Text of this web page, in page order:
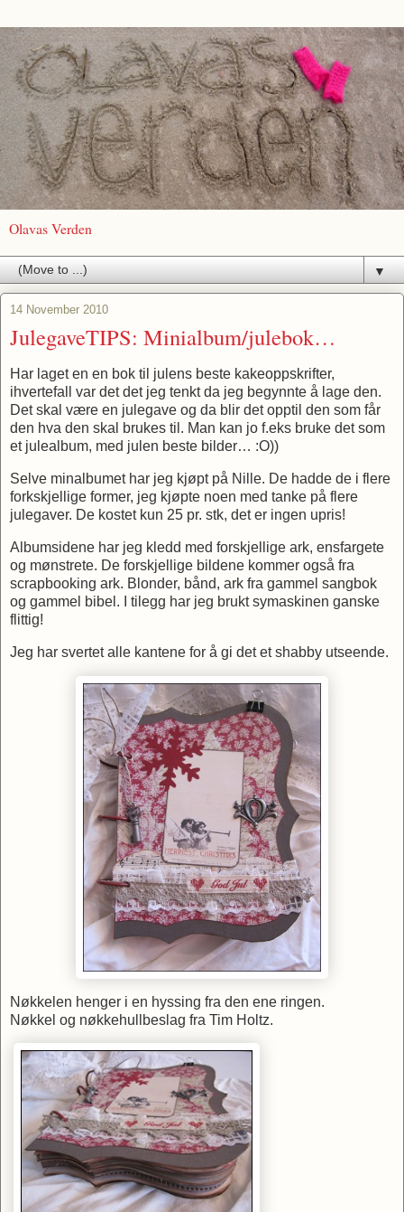
Olavas Verden
▼
14 November 2010
JulegaveTIPS: Minialbum/julebok…
Har laget en en bok til julens beste kakeoppskrifter,
ihvertefall var det det jeg tenkt da jeg begynnte å lage den.
Det skal være en julegave og da blir det opptil den som får
den hva den skal brukes til. Man kan jo f.eks bruke det som
et julealbum, med julen beste bilder… :O))
Selve minalbumet har jeg kjøpt på Nille. De hadde de i flere
forkskjellige former, jeg kjøpte noen med tanke på flere
julegaver. De kostet kun 25 pr. stk, det er ingen upris!
Albumsidene har jeg kledd med forskjellige ark, ensfargete
og mønstrete. De forskjellige bildene kommer også fra
scrapbooking ark. Blonder, bånd, ark fra gammel sangbok
og gammel bibel. I tilegg har jeg brukt symaskinen ganske
flittig!
Jeg har svertet alle kantene for å gi det et shabby utseende.
Nøkkelen henger i en hyssing fra den ene ringen.
Nøkkel og nøkkehullbeslag fra Tim Holtz.